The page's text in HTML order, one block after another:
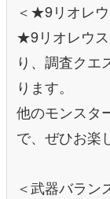
＜★9リオレ
★9リオレウ
り、調査クエ
ります。
他のモンスタ
で、ぜひお楽
＜武器バラ